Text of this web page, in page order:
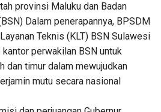
provinsi Maluku dan Badan
Dalam penerapannya, BPSDM
Teknis (KLT) BSN Sulawesi
perwakilan BSN untuk
dan timur dalam mewujudkan
mutu secara nasional